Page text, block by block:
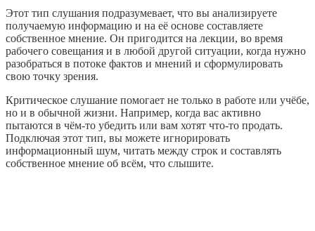
Этот тип слушания подразумевает, что вы анализируете
получаемую информацию и на её основе составляете
собственное мнение. Он пригодится на лекции, во время
рабочего совещания и в любой другой ситуации, когда нужно
разобраться в потоке фактов и мнений и сформулировать
свою точку зрения.
Критическое слушание помогает не только в работе или учёбе,
но и в обычной жизни. Например, когда вас активно
пытаются в чём‑то убедить или вам хотят что‑то продать.
Подключая этот тип, вы можете игнорировать
информационный шум, читать между строк и составлять
собственное мнение об всём, что слышите.